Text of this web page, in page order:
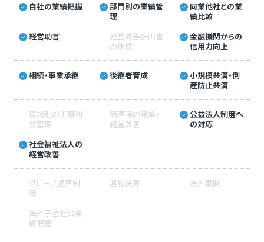
自社の業績把握
部門別の業績管
理
同業他社との業
績比較
経営助言
経営改善計画書
の作成
金融機関からの
信用力向上
相続・事業承継 後継者育成
小規模共済・倒
産防止共済
現場別の工事利
益管理
病医院の開業・
経営改善
公益法人制度へ
の対応
社会福祉法人の
経営改善
グループ通算制
度
連結決算 海外展開
海外子会社の業
績把握